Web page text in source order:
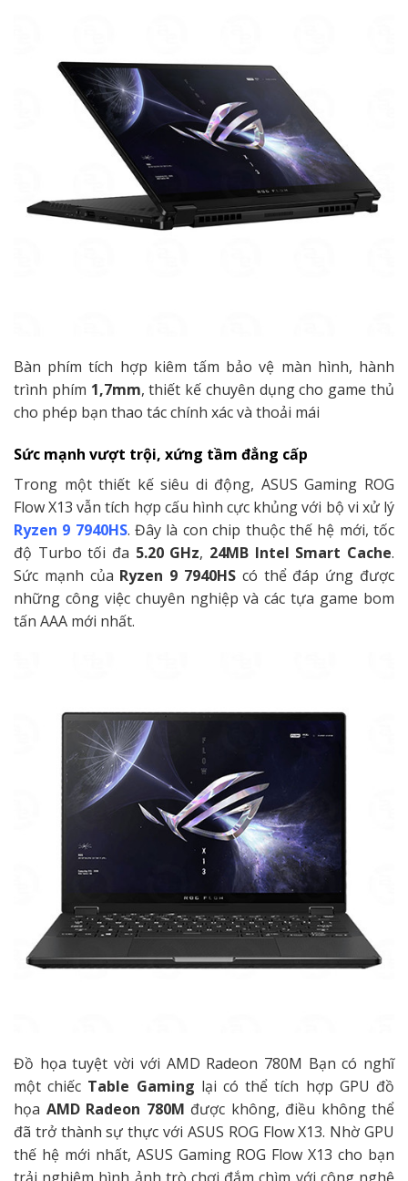
Bàn phím tích hợp kiêm tấm bảo vệ màn hình, hành
trình phím 1,7mm, thiết kế chuyên dụng cho game thủ
cho phép bạn thao tác chính xác và thoải mái
Sức mạnh vượt trội, xứng tầm đẳng cấp
Trong một thiết kế siêu di động, ASUS Gaming ROG
Flow X13 vẫn tích hợp cấu hình cực khủng với bộ vi xử lý
Ryzen 9 7940HS. Đây là con chip thuộc thế hệ mới, tốc
độ Turbo tối đa 5.20 GHz, 24MB Intel Smart Cache.
Sức mạnh của Ryzen 9 7940HS có thể đáp ứng được
những công việc chuyên nghiệp và các tựa game bom
tấn AAA mới nhất.
Đồ họa tuyệt vời với AMD Radeon 780M Bạn có nghĩ
một chiếc Table Gaming lại có thể tích hợp GPU đồ
họa AMD Radeon 780M được không, điều không thể
đã trở thành sự thực với ASUS ROG Flow X13. Nhờ GPU
thế hệ mới nhất, ASUS Gaming ROG Flow X13 cho bạn